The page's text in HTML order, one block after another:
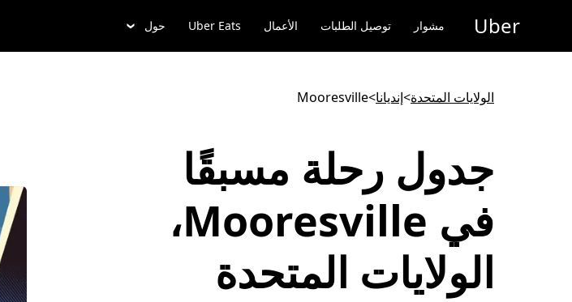
المحتوى
Uber مشوار توصيل الطلبات الأعمال Uber Eats حول
الولايات المتحدة>إنديانا>
Mooresville
جدول رحلة مسبقًا
في Mooresville،
الولايات المتحدة